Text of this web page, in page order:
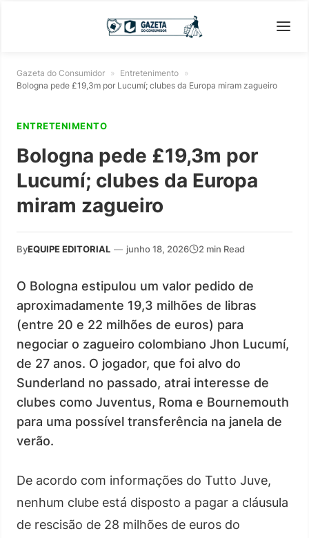
Gazeta do Consumidor » Entretenimento »
Bologna pede £19,3m por Lucumí; clubes da Europa miram zagueiro
ENTRETENIMENTO
Bologna pede £19,3m por
Lucumí; clubes da Europa
miram zagueiro
ByEQUIPE EDITORIAL — junho 18, 2026 2 min Read
O Bologna estipulou um valor pedido de
aproximadamente 19,3 milhões de libras
(entre 20 e 22 milhões de euros) para
negociar o zagueiro colombiano Jhon Lucumí,
de 27 anos. O jogador, que foi alvo do
Sunderland no passado, atrai interesse de
clubes como Juventus, Roma e Bournemouth
para uma possível transferência na janela de
verão.
De acordo com informações do Tutto Juve,
nenhum clube está disposto a pagar a cláusula
de rescisão de 28 milhões de euros do